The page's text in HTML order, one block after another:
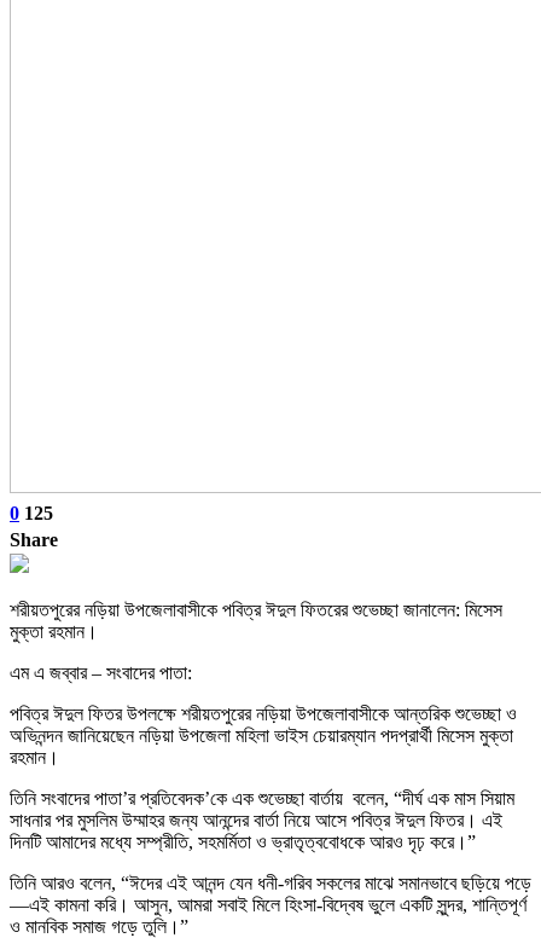
0 125
Share
শরীয়তপুরের নড়িয়া উপজেলাবাসীকে পবিত্র ঈদুল ফিতরের শুভেচ্ছা জানালেন: মিসেস
মুক্তা রহমান।
এম এ জব্বার – সংবাদের পাতা:
পবিত্র ঈদুল ফিতর উপলক্ষে শরীয়তপুরের নড়িয়া উপজেলাবাসীকে আন্তরিক শুভেচ্ছা ও
অভিনন্দন জানিয়েছেন নড়িয়া উপজেলা মহিলা ভাইস চেয়ারম্যান পদপ্রার্থী মিসেস মুক্তা
রহমান।
তিনি সংবাদের পাতা’র প্রতিবেদক’কে এক শুভেচ্ছা বার্তায় বলেন, “দীর্ঘ এক মাস সিয়াম
সাধনার পর মুসলিম উম্মাহর জন্য আনন্দের বার্তা নিয়ে আসে পবিত্র ঈদুল ফিতর। এই
দিনটি আমাদের মধ্যে সম্প্রীতি, সহমর্মিতা ও ভ্রাতৃত্ববোধকে আরও দৃঢ় করে।”
তিনি আরও বলেন, “ঈদের এই আনন্দ যেন ধনী-গরিব সকলের মাঝে সমানভাবে ছড়িয়ে পড়ে
—এই কামনা করি। আসুন, আমরা সবাই মিলে হিংসা-বিদ্বেষ ভুলে একটি সুন্দর, শান্তিপূর্ণ
ও মানবিক সমাজ গড়ে তুলি।”